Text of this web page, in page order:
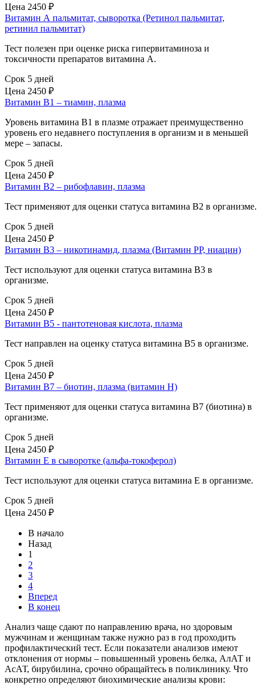
Цена 2450 ₽
Витамин А пальмитат, сыворотка (Ретинол пальмитат,
ретинил пальмитат)
Тест полезен при оценке риска гипервитаминоза и
токсичности препаратов витамина А.
Срок 5 дней
Цена 2450 ₽
Витамин В1 – тиамин, плазма
Уровень витамина В1 в плазме отражает преимущественно
уровень его недавнего поступления в организм и в меньшей
мере – запасы.
Срок 5 дней
Цена 2450 ₽
Витамин В2 – рибофлавин, плазма
Тест применяют для оценки статуса витамина В2 в организме.
Срок 5 дней
Цена 2450 ₽
Витамин В3 – никотинамид, плазма (Витамин PP, ниацин)
Тест используют для оценки статуса витамина В3 в
организме.
Срок 5 дней
Цена 2450 ₽
Витамин В5 - пантотеновая кислота, плазма
Тест направлен на оценку статуса витамина В5 в организме.
Срок 5 дней
Цена 2450 ₽
Витамин В7 – биотин, плазма (витамин H)
Тест применяют для оценки статуса витамина В7 (биотина) в
организме.
Срок 5 дней
Цена 2450 ₽
Витамин Е в сыворотке (альфа-токоферол)
Тест используют для оценки статуса витамина Е в организме.
Срок 5 дней
Цена 2450 ₽
В начало
Назад
1
2
3
4
Вперед
В конец
Анализ чаще сдают по направлению врача, но здоровым
мужчинам и женщинам также нужно раз в год проходить
профилактический тест. Если показатели анализов имеют
отклонения от нормы – повышенный уровень белка, АлАТ и
АсАТ, бирубилина, срочно обращайтесь в поликлинику. Что
конкретно определяют биохимические анализы крови: